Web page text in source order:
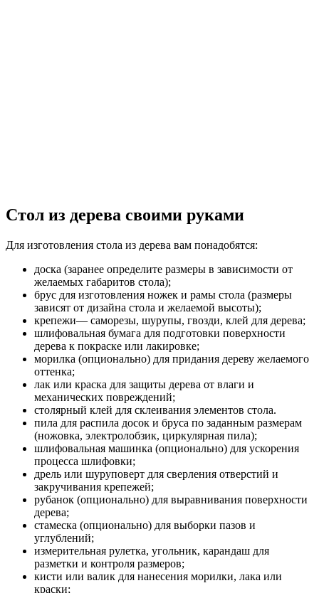
Стол из дерева своими руками
Для изготовления стола из дерева вам понадобятся:
доска (заранее определите размеры в зависимости от
желаемых габаритов стола);
брус для изготовления ножек и рамы стола (размеры
зависят от дизайна стола и желаемой высоты);
крепежи— саморезы, шурупы, гвозди, клей для дерева;
шлифовальная бумага для подготовки поверхности
дерева к покраске или лакировке;
морилка (опционально) для придания дереву желаемого
оттенка;
лак или краска для защиты дерева от влаги и
механических повреждений;
столярный клей для склеивания элементов стола.
пила для распила досок и бруса по заданным размерам
(ножовка, электролобзик, циркулярная пила);
шлифовальная машинка (опционально) для ускорения
процесса шлифовки;
дрель или шуруповерт для сверления отверстий и
закручивания крепежей;
рубанок (опционально) для выравнивания поверхности
дерева;
стамеска (опционально) для выборки пазов и
углублений;
измерительная рулетка, угольник, карандаш для
разметки и контроля размеров;
кисти или валик для нанесения морилки, лака или
краски;